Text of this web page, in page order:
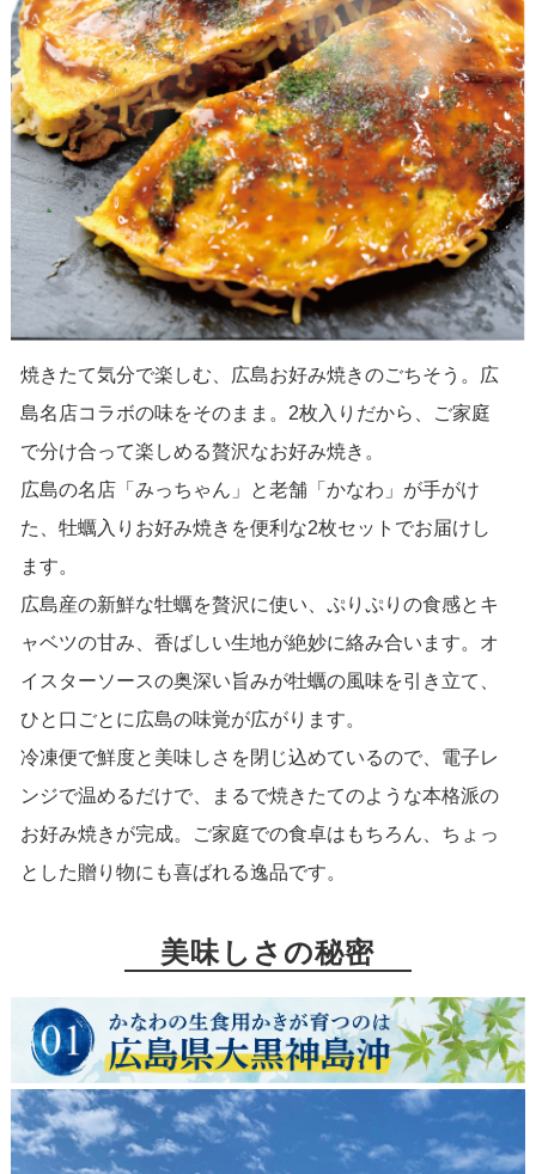
焼きたて気分で楽しむ、広島お好み焼きのごちそう。広
島名店コラボの味をそのまま。2枚入りだから、ご家庭
で分け合って楽しめる贅沢なお好み焼き。
広島の名店「みっちゃん」と老舗「かなわ」が手がけ
た、牡蠣入りお好み焼きを便利な2枚セットでお届けし
ます。
広島産の新鮮な牡蠣を贅沢に使い、ぷりぷりの食感とキ
ャベツの甘み、香ばしい生地が絶妙に絡み合います。オ
イスターソースの奥深い旨みが牡蠣の風味を引き立て、
ひと口ごとに広島の味覚が広がります。
冷凍便で鮮度と美味しさを閉じ込めているので、電子レ
ンジで温めるだけで、まるで焼きたてのような本格派の
お好み焼きが完成。ご家庭での食卓はもちろん、ちょっ
とした贈り物にも喜ばれる逸品です。
美味しさの秘密